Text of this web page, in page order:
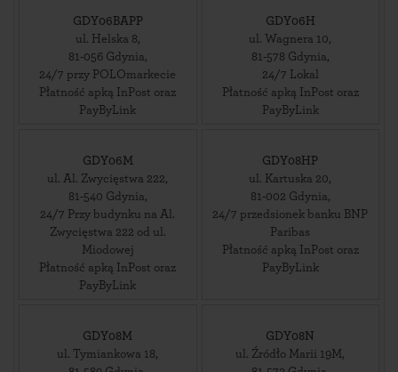
GDY06BAPP
ul. Helska 8,
81-056 Gdynia,
24/7 przy POLOmarkecie
Płatność apką InPost oraz
PayByLink
GDY06H
ul. Wagnera 10,
81-578 Gdynia,
24/7 Lokal
Płatność apką InPost oraz
PayByLink
GDY06M
ul. Al. Zwycięstwa 222,
81-540 Gdynia,
24/7 Przy budynku na Al.
Zwycięstwa 222 od ul.
Miodowej
Płatność apką InPost oraz
PayByLink
GDY08HP
ul. Kartuska 20,
81-002 Gdynia,
24/7 przedsionek banku BNP
Paribas
Płatność apką InPost oraz
PayByLink
GDY08M
ul. Tymiankowa 18,
GDY08N
ul. Źródło Marii 19M,